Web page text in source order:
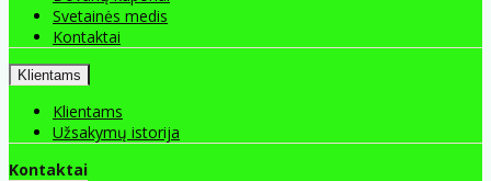
Svetainės medis
Kontaktai
Klientams
Klientams
Užsakymų istorija
Kontaktai